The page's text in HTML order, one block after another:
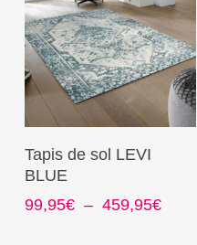
peuvent
être
choisies
sur
page
du
produit
Choix Des Options
produit
a
plusieurs
Tapis de sol LEVI
BLUE
99,95€ – 459,95€Plage